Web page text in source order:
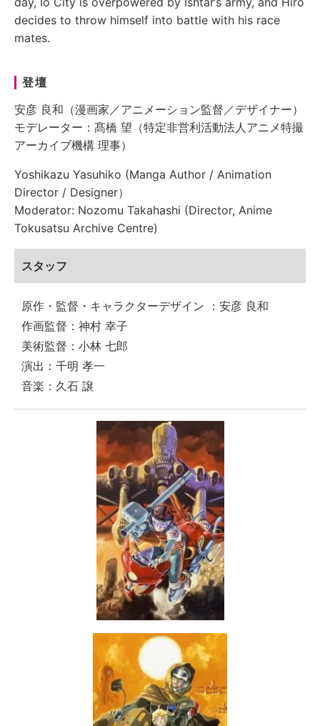
decides to throw himself into battle with his race
mates.
登壇
安彦 良和（漫画家／アニメーション監督／デザイナー）
モデレーター：髙橋 望（特定非営利活動法人アニメ特撮
アーカイブ機構 理事）
Yoshikazu Yasuhiko (Manga Author / Animation
Director / Designer）
Moderator: Nozomu Takahashi (Director, Anime
Tokusatsu Archive Centre)
スタッフ
原作・監督・キャラクターデザイン ：安彦 良和
作画監督：神村 幸子
美術監督：小林 七郎
演出：千明 孝一
音楽：久石 譲